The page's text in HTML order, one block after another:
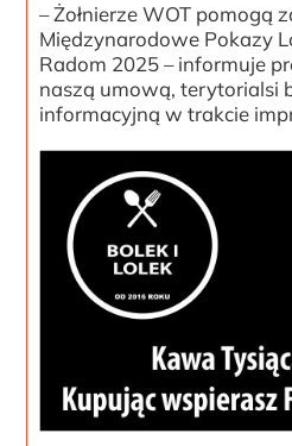
– Żołnierze WOT pomogą
Międzynarodowe Pokazy
Radom 2025 – informuje
naszą umową, terytorialsi
informacyjną w trakcie